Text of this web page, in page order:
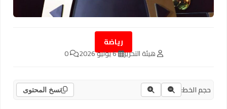
رياضة
هيئة التحرير 6 يوليو 2026 0
حجم الخط: نسخ المحتوى